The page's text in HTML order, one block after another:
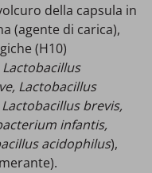
della capsula in
(agente di carica),
(H10)
Lactobacillus
brevis,
infantis,
acidophilus),